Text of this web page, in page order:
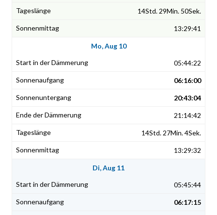
14Std. 29Min. 50Sek.
13:29:41
Mo, Aug 10
05:44:22
06:16:00
20:43:04
21:14:42
14Std. 27Min. 4Sek.
13:29:32
Di, Aug 11
05:45:44
06:17:15